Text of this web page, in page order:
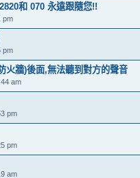
和 070 永遠跟隨您!!
pm
pm
火牆)後面,無法聽到對方的聲音
am
pm
pm
am